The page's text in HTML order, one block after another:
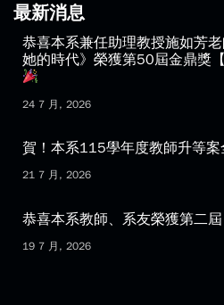
臺大圖書館
最新消息
恭喜本系兼任助理教授施如芳
賀！本系115學年度教師升等案